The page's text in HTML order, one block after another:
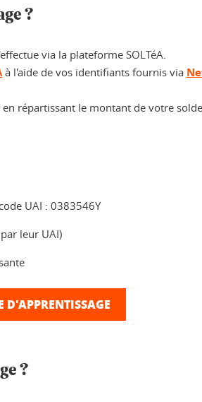
?
via la plateforme SOLTéA.
à l'aide de vos identifiants fournis via
répartissant le montant de votre
UAI : 0383546Y
leur UAI)
D'APPRENTISSAGE
?